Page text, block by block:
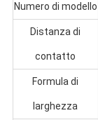
Numero di modello
Distanza di
contatto
Formula di
larghezza